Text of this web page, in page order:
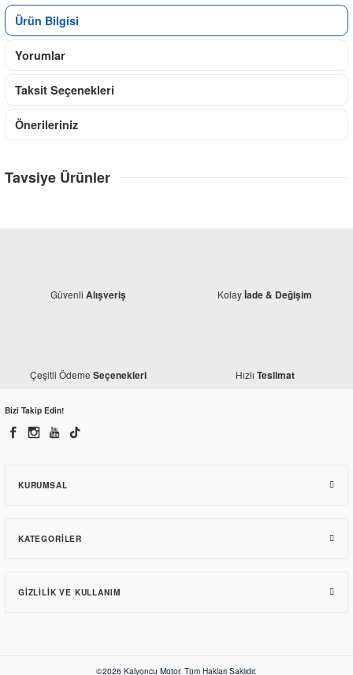
Ürün Bilgisi
Yorumlar
Taksit Seçenekleri
Önerileriniz
Tavsiye Ürünler
424,08 TL
RKS Blazer XR 50 Ön Fren Diski
Güvenli Alışveriş Kolayİade & Değişim
Çeşitli Ödeme Seçenekleri Hızlı Teslimat
Bizi Takip Edin!
KURUMSAL
KATEGORILER
GIZLILIK VE KULLANIM
©2026 Kalyoncu Motor. Tüm Hakları Saklıdır.